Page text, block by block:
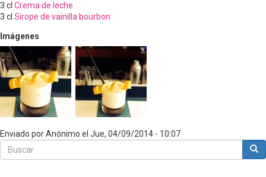
3 cl Crema de leche
3 cl Sirope de vainilla bourbon
Imágenes
Enviado porAnónimo el Jue, 04/09/2014 - 10:07
Buscar
Buscar